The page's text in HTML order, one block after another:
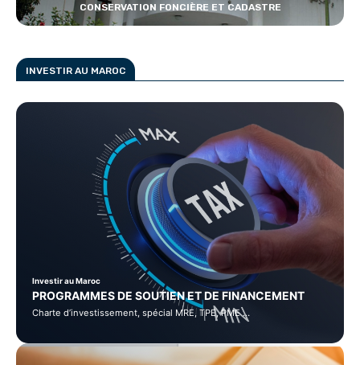
CONSERVATION FONCIÈRE ET CADASTRE
INVESTIR AU MAROC
Investir au Maroc
PROGRAMMES DE SOUTIEN ET DE FINANCEMENT
Charte d’investissement, spécial MRE, TPE, PME …